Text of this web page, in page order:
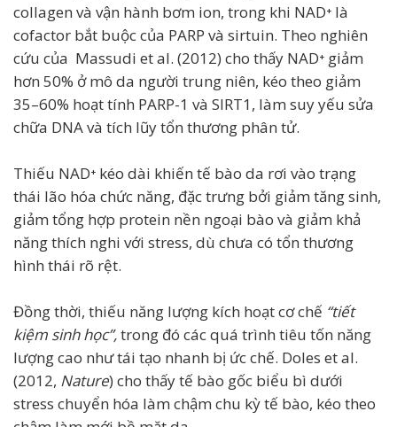
collagen và vận hành bơm ion, trong khi NAD⁺ là
cofactor bắt buộc của PARP và sirtuin. Theo nghiên
cứu của Massudi et al. (2012) cho thấy NAD⁺ giảm
hơn 50% ở mô da người trung niên, kéo theo giảm
35–60% hoạt tính PARP-1 và SIRT1, làm suy yếu sửa
chữa DNA và tích lũy tổn thương phân tử.
Thiếu NAD⁺ kéo dài khiến tế bào da rơi vào trạng
thái lão hóa chức năng, đặc trưng bởi giảm tăng sinh,
giảm tổng hợp protein nền ngoại bào và giảm khả
năng thích nghi với stress, dù chưa có tổn thương
hình thái rõ rệt.
Đồng thời, thiếu năng lượng kích hoạt cơ chế “tiết
kiệm sinh học”,trong đó các quá trình tiêu tốn năng
lượng cao như tái tạo nhanh bị ức chế. Doles et al.
(2012, Nature) cho thấy tế bào gốc biểu bì dưới
stress chuyển hóa làm chậm chu kỳ tế bào, kéo theo